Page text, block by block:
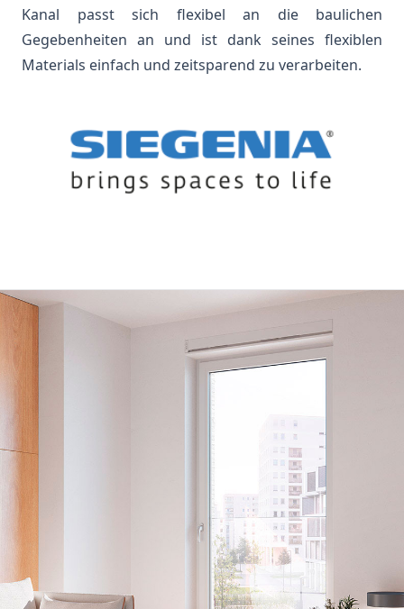
Kanal passt sich flexibel an die baulichen
Gegebenheiten an und ist dank seines flexiblen
Materials einfach und zeitsparend zu verarbeiten.